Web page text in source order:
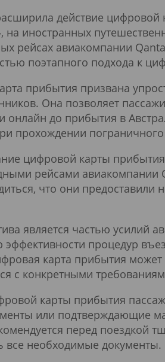
действие цифровой
на иностранных
рейсах авиакомпании
поэтапного подхода к
прибытия призвана
Она позволяет
онлайн до прибытия в
прохождении пограничного
цифровой карты
рейсами авиакомпании
что они
является частью усилий
процедур
карта прибытия
с конкретными
карты прибытия
или подтверждающие
перед поездкой
все необходимые документы.